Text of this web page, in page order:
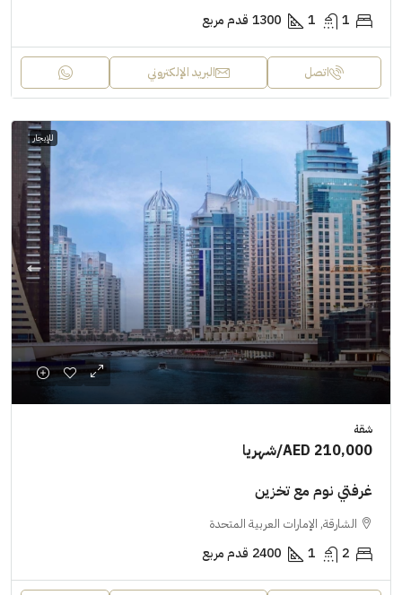
1
1
1300 قدم مربع
اتصل البريد الإلكتروني
للإيجار
شقة
AED 210,000/شهريا
غرفتي نوم مع تخزين
الشارقة, الإمارات العربية المتحدة
2
1
2400 قدم مربع